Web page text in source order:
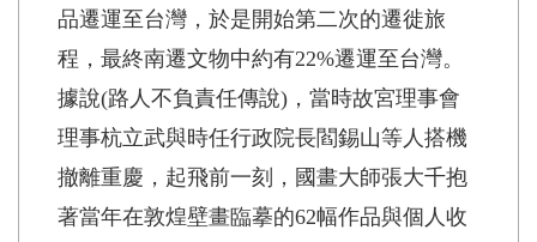
品遷運至台灣，於是開始第二次的遷徙旅
程，最終南遷文物中約有22%遷運至台灣。
據說(路人不負責任傳說)，當時故宮理事會
理事杭立武與時任行政院長閻錫山等人搭機
撤離重慶，起飛前一刻，國畫大師張大千抱
著當年在敦煌壁畫臨摹的62幅作品與個人收